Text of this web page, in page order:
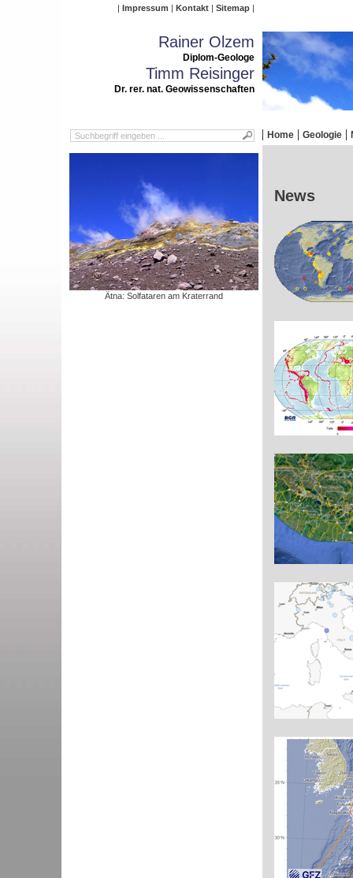
Impressum Kontakt Sitemap
Rainer Olzem
Diplom-Geologe
Timm Reisinger
Dr. rer. nat. Geowissenschaften
Home Geologie
Ätna: Solfataren am Kraterrand
News